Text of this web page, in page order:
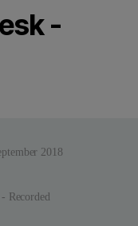
-
2018
Recorded